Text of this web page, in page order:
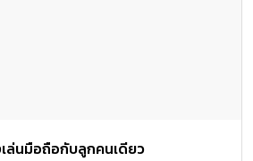
ล่นมือถือกับลูกคนเดียว